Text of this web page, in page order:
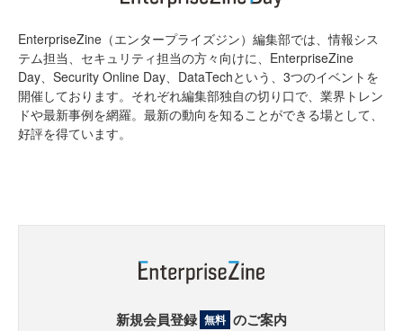
EnterpriseZine（エンタープライズジン）編集部では、情報シス
テム担当、セキュリティ担当の方々向けに、EnterpriseZine
Day、Security Online Day、DataTechという、3つのイベントを
開催しております。それぞれ編集部独自の切り口で、業界トレン
ドや最新事例を網羅。最新の動向を知ることができる場として、
好評を得ています。
新規会員登録 無料 のご案内